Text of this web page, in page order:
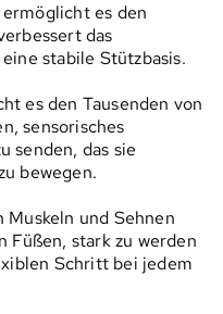
es den
das
stabile Stützbasis.
es den Tausenden von
sensorisches
senden, das sie
bewegen.
und Sehnen
Füßen, stark zu werden
Schritt bei jedem